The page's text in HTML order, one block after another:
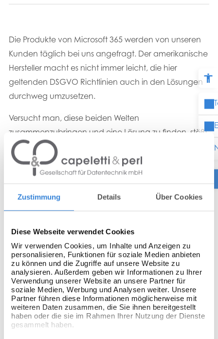
Zustimmung Details Über Cookies
Diese Webseite verwendet Cookies
Wir verwenden Cookies, um Inhalte und Anzeigen zu
personalisieren, Funktionen für soziale Medien anbieten
zu können und die Zugriffe auf unsere Website zu
analysieren. Außerdem geben wir Informationen zu Ihrer
Verwendung unserer Website an unsere Partner für
soziale Medien, Werbung und Analysen weiter. Unsere
Partner führen diese Informationen möglicherweise mit
weiteren Daten zusammen, die Sie ihnen bereitgestellt
haben oder die sie im Rahmen Ihrer Nutzung der Dienste
gesammelt haben.
Die Produkte von Microsoft 365 werden von unseren
Kunden täglich bei uns angefragt. Der amerikanische
Hersteller macht es nicht immer leicht, die hier
geltenden DSGVO Richtlinien auch in den Lösungen
durchweg umzusetzen.
Versucht man, diese beiden Welten
zusammenzubringen und eine Lösung zu finden, stößt
man schnell auf offene Fragen und unklare
datenschutzrechtliche Begrifflichkeiten. Um über
dieses Thema Aufschlüsse zu geben, haben sich
Herold, unser Datenschutzbeauftragter von der
Bootz, Leiter der M365 Abteilung bei C&P Capeletti &
Perl zusammengesetzt.
Stoßen auch Sie immer wieder auf Spannungsfelder in
diesem Bereich? In diesem Video werden die
technischen und organisatorischen Fragen geklärt,
damit Sie wissen, was Sie machen müssen.